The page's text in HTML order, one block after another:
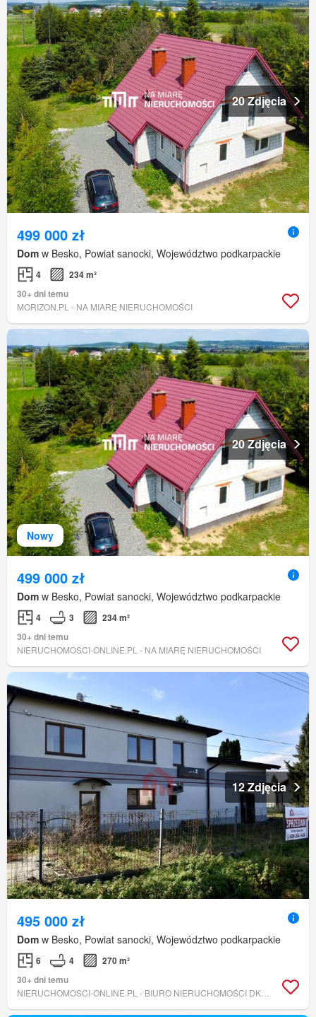
20 Zdjęcia
499 000 zł
Dom w Besko, Powiat sanocki, Województwo podkarpackie
4
234 m²
30+ dni temu
MORIZON.PL - NA MIARĘ NIERUCHOMOŚCI
Nowy
20 Zdjęcia
499 000 zł
Dom w Besko, Powiat sanocki, Województwo podkarpackie
4 3
234 m²
30+ dni temu
NIERUCHOMOSCI-ONLINE.PL - NA MIARĘ NIERUCHOMOŚCI
12 Zdjęcia
495 000 zł
Dom w Besko, Powiat sanocki, Województwo podkarpackie
6 4
270 m²
30+ dni temu